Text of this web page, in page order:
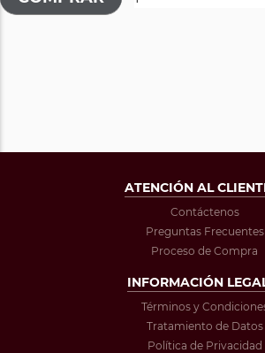
ATENCIÓN AL
Contáctenos
Preguntas Frecuentes
Proceso de Compra
INFORMACIÓN
Términos y
Tratamiento de Datos
Política de Privacidad